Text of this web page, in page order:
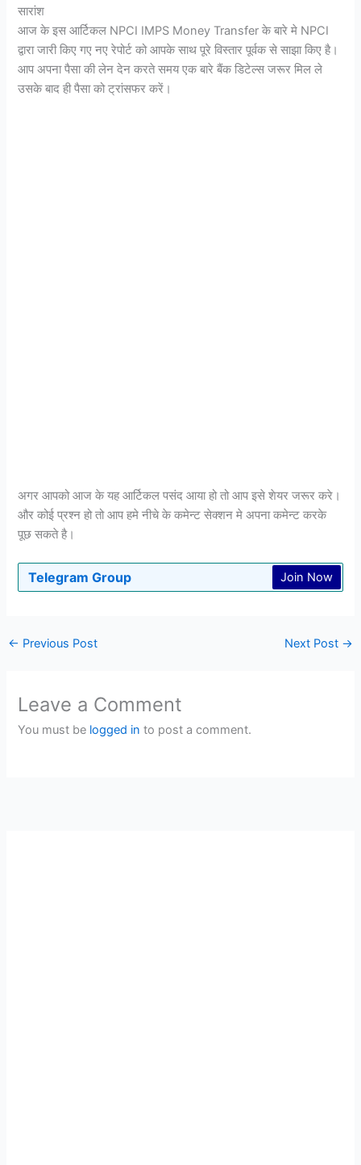
सारांश
आज के इस आर्टिकल NPCI IMPS Money Transfer के बारे मे NPCI
द्वारा जारी किए गए नए रेपोर्ट को आपके साथ पूरे विस्तार पूर्वक से साझा किए है।
आप अपना पैसा की लेन देन करते समय एक बारे बैंक डिटेल्स जरूर मिल ले
उसके बाद ही पैसा को ट्रांसफर करें।
अगर आपको आज के यह आर्टिकल पसंद आया हो तो आप इसे शेयर जरूर करे।
और कोई प्रश्न हो तो आप हमे नीचे के कमेन्ट सेक्शन मे अपना कमेन्ट करके
पूछ सकते है।
Telegram Group Join Now
← Previous Post Next Post →
Leave a Comment
You must be logged in to post a comment.